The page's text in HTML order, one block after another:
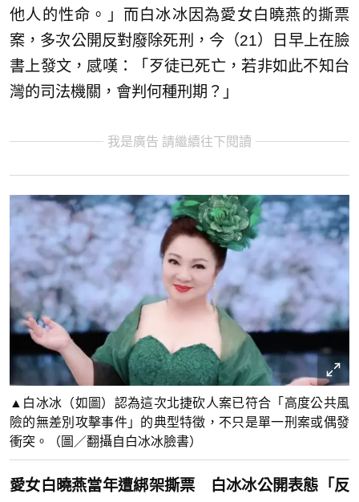
他人的性命。」而白冰冰因為愛女白曉燕的撕票
案，多次公開反對廢除死刑，今（21）日早上在臉
書上發文，感嘆：「歹徒已死亡，若非如此不知台
灣的司法機關，會判何種刑期？」
我是廣告 請繼續往下閱讀
▲白冰冰（如圖）認為這次北捷砍人案已符合「高度公共風
險的無差別攻擊事件」的典型特徵，不只是單一刑案或偶發
衝突。（圖／翻攝自白冰冰臉書）
愛女白曉燕當年遭綁架撕票 白冰冰公開表態「反